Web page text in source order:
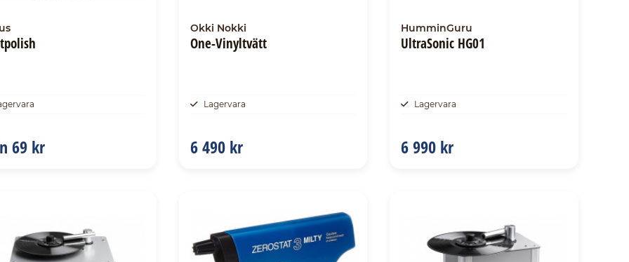
69 kr
Okki Nokki
One-Vinyltvätt
Lagervara
6 490 kr
HumminGuru
UltraSonic HG01
Lagervara
6 990 kr